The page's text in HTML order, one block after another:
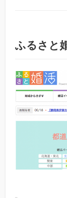
ふるさと